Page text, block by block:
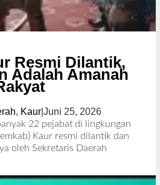
Resmi Dilantik,
Adalah Amanah
, Kaur| Juni 25, 2026o
l
e
h
22 pejabat di lingkungan
Kaur resmi dilantik dan
oleh Sekretaris Daerah